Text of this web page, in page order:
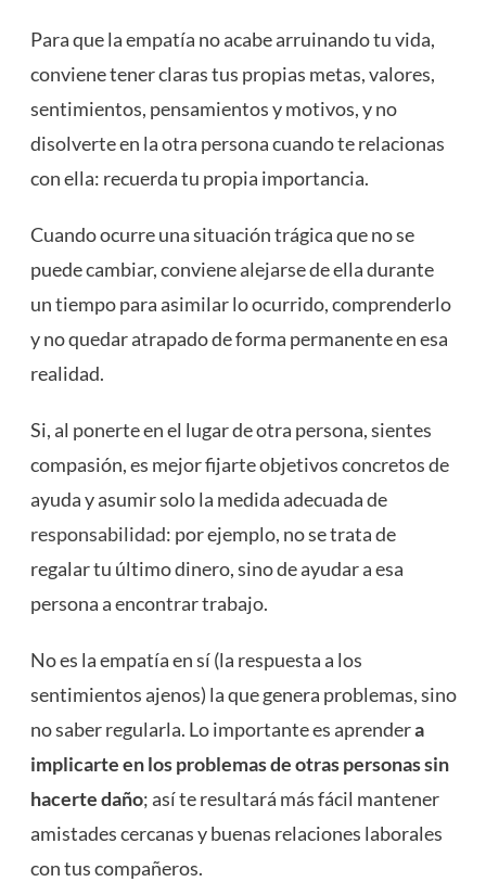
Para que la empatía no acabe arruinando tu vida,
conviene tener claras tus propias metas, valores,
sentimientos, pensamientos y motivos, y no
disolverte en la otra persona cuando te relacionas
con ella: recuerda tu propia importancia.
Cuando ocurre una situación trágica que no se
puede cambiar, conviene alejarse de ella durante
un tiempo para asimilar lo ocurrido, comprenderlo
y no quedar atrapado de forma permanente en esa
realidad.
Si, al ponerte en el lugar de otra persona, sientes
compasión, es mejor fijarte objetivos concretos de
ayuda y asumir solo la medida adecuada de
responsabilidad: por ejemplo, no se trata de
regalar tu último dinero, sino de ayudar a esa
persona a encontrar trabajo.
No es la empatía en sí (la respuesta a los
sentimientos ajenos) la que genera problemas, sino
no saber regularla. Lo importante es aprendera
implicarte en los problemas de otras personas sin
hacerte daño; así te resultará más fácil mantener
amistades cercanas y buenas relaciones laborales
con tus compañeros.